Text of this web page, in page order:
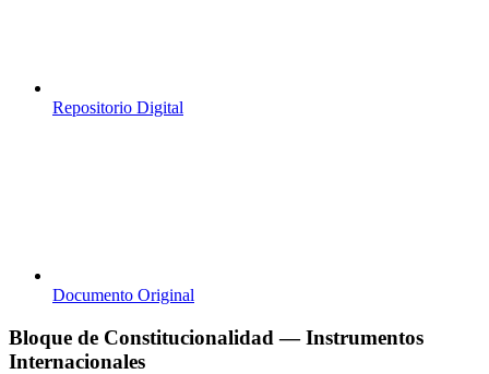
Repositorio Digital
Documento Original
Bloque de Constitucionalidad — Instrumentos
Internacionales